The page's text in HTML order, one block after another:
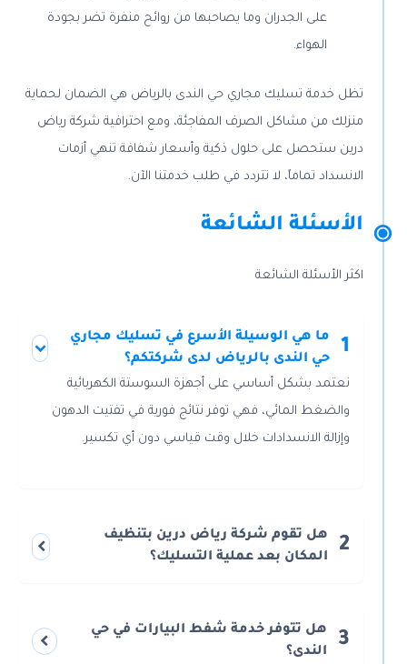
على الجدران وما يصاحبها من روائح منفرة تضر بجودة
الهواء.
تظل خدمة تسليك مجاري حي الندى بالرياض هي الضمان لحماية
منزلك من مشاكل الصرف المفاجئة، ومع احترافية شركة رياض
درين ستحصل على حلول ذكية وأسعار شفافة تنهي أزمات
الانسداد تماماً، لا تتردد في طلب خدمتنا الآن.
الأسئلة الشائعة
اكثر الأسئلة الشائعة
1
ما هي الوسيلة الأسرع في تسليك مجاري
حي الندى بالرياض لدى شركتكم؟
نعتمد بشكل أساسي على أجهزة السوستة الكهربائية
والضغط المائي، فهي توفر نتائج فورية في تفتيت الدهون
وإزالة الانسدادات خلال وقت قياسي دون أي تكسير.
2
هل تقوم شركة رياض درين بتنظيف
المكان بعد عملية التسليك؟
3
هل تتوفر خدمة شفط البيارات في حي
الندى؟